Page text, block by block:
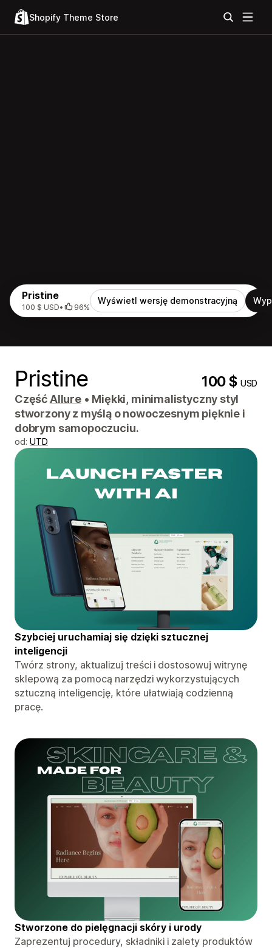
Shopify Theme Store
Pristine
100 $ USD• 96%
Wyświetl wersję demonstracyjną
Pristine 100 $USD
CzęśćAllure • Miękki, minimalistyczny styl
stworzony z myślą o nowoczesnym pięknie i
dobrym samopoczuciu.
od: UTD
Szybciej uruchamiaj się dzięki sztucznej
inteligencji
Twórz strony, aktualizuj treści i dostosowuj witrynę
sklepową za pomocą narzędzi wykorzystujących
sztuczną inteligencję, które ułatwiają codzienną
pracę.
Stworzone do pielęgnacji skóry i urody
Zaprezentuj procedury, składniki i zalety produktów